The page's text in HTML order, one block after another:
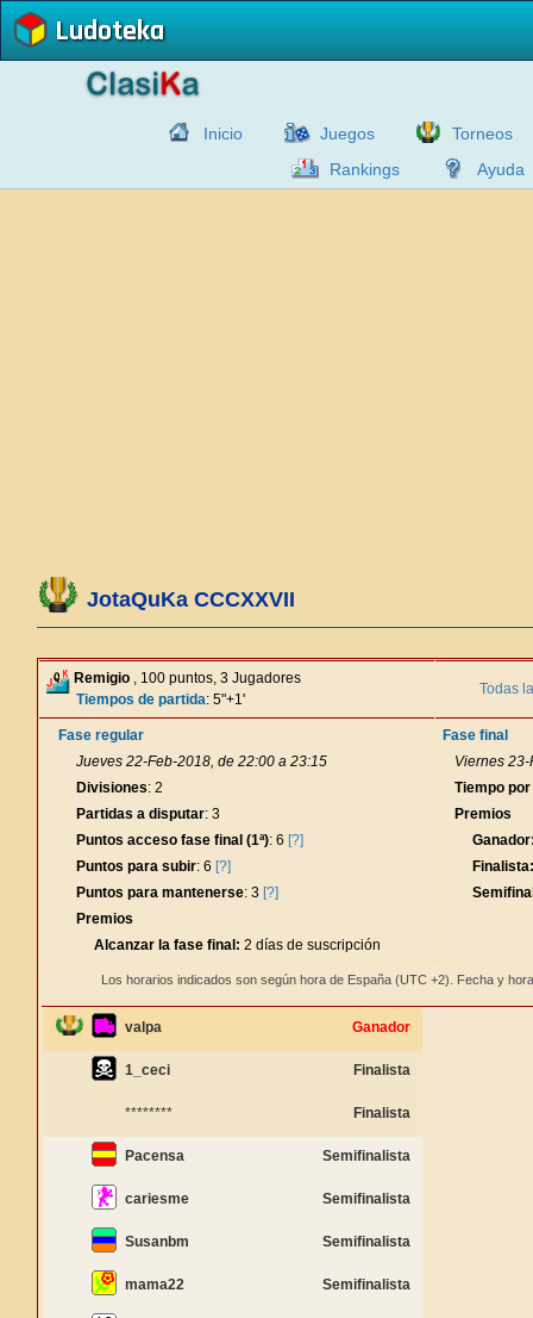
Ludoteka
Inicio Juegos
Torneos
Rankings
Ayuda
JotaQuKa CCCXXVII
Remigio , 100 puntos, 3 Jugadores
Tiempos de partida: 5"+1'
Todas
Fase regular
Jueves 22-Feb-2018, de 22:00 a 23:15
Divisiones: 2
Partidas a disputar: 3
Puntos acceso fase final (1ª): 6 [?]
Puntos para subir: 6 [?]
Puntos para mantenerse: 3 [?]
Premios
Alcanzar la fase final: 2 días de suscripción
Fase final
Viernes
Tiempo
Premios
Finalista:
Los horarios indicados son según hora de España (UTC +2). Fecha y
valpa Ganador
1_ceci Finalista
******** Finalista
Pacensa Semifinalista
cariesme Semifinalista
Susanbm Semifinalista
mama22 Semifinalista